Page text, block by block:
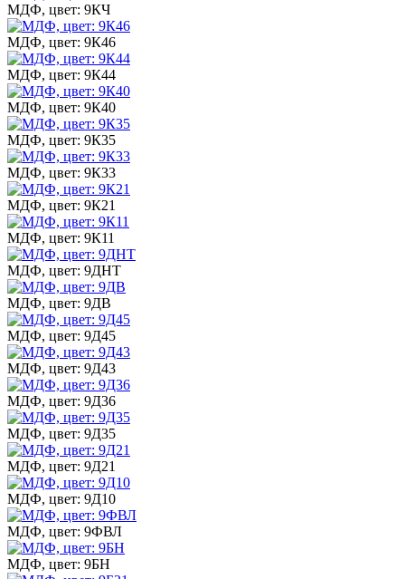
МДФ, цвет: 9КЧ
МДФ, цвет: 9К46
МДФ, цвет: 9К44
МДФ, цвет: 9К40
МДФ, цвет: 9К35
МДФ, цвет: 9К33
МДФ, цвет: 9К21
МДФ, цвет: 9К11
МДФ, цвет: 9ДНТ
МДФ, цвет: 9ДВ
МДФ, цвет: 9Д45
МДФ, цвет: 9Д43
МДФ, цвет: 9Д36
МДФ, цвет: 9Д35
МДФ, цвет: 9Д21
МДФ, цвет: 9Д10
МДФ, цвет: 9ФВЛ
МДФ, цвет: 9БН